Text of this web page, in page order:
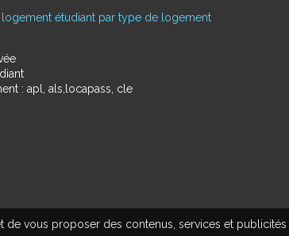
de vous proposer des contenus, services et publicités
étudiant par type de logement
: apl, als,locapass, cle